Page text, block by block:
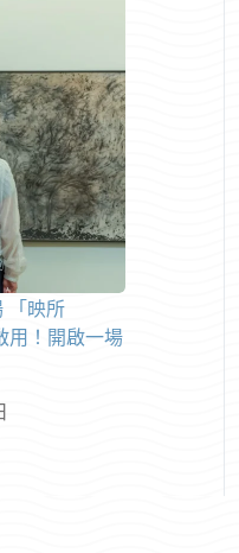
「映所
用！開啟一場